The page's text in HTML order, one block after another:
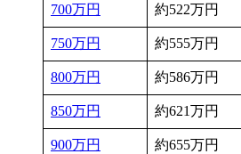
700万円 約522万円
750万円 約555万円
800万円 約586万円
850万円 約621万円
900万円 約655万円